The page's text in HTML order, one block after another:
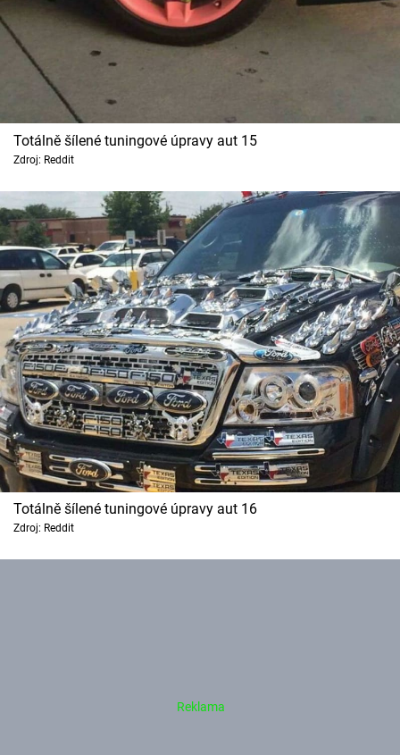
Totálně šílené tuningové úpravy aut 15
Zdroj: Reddit
Totálně šílené tuningové úpravy aut 16
Zdroj: Reddit